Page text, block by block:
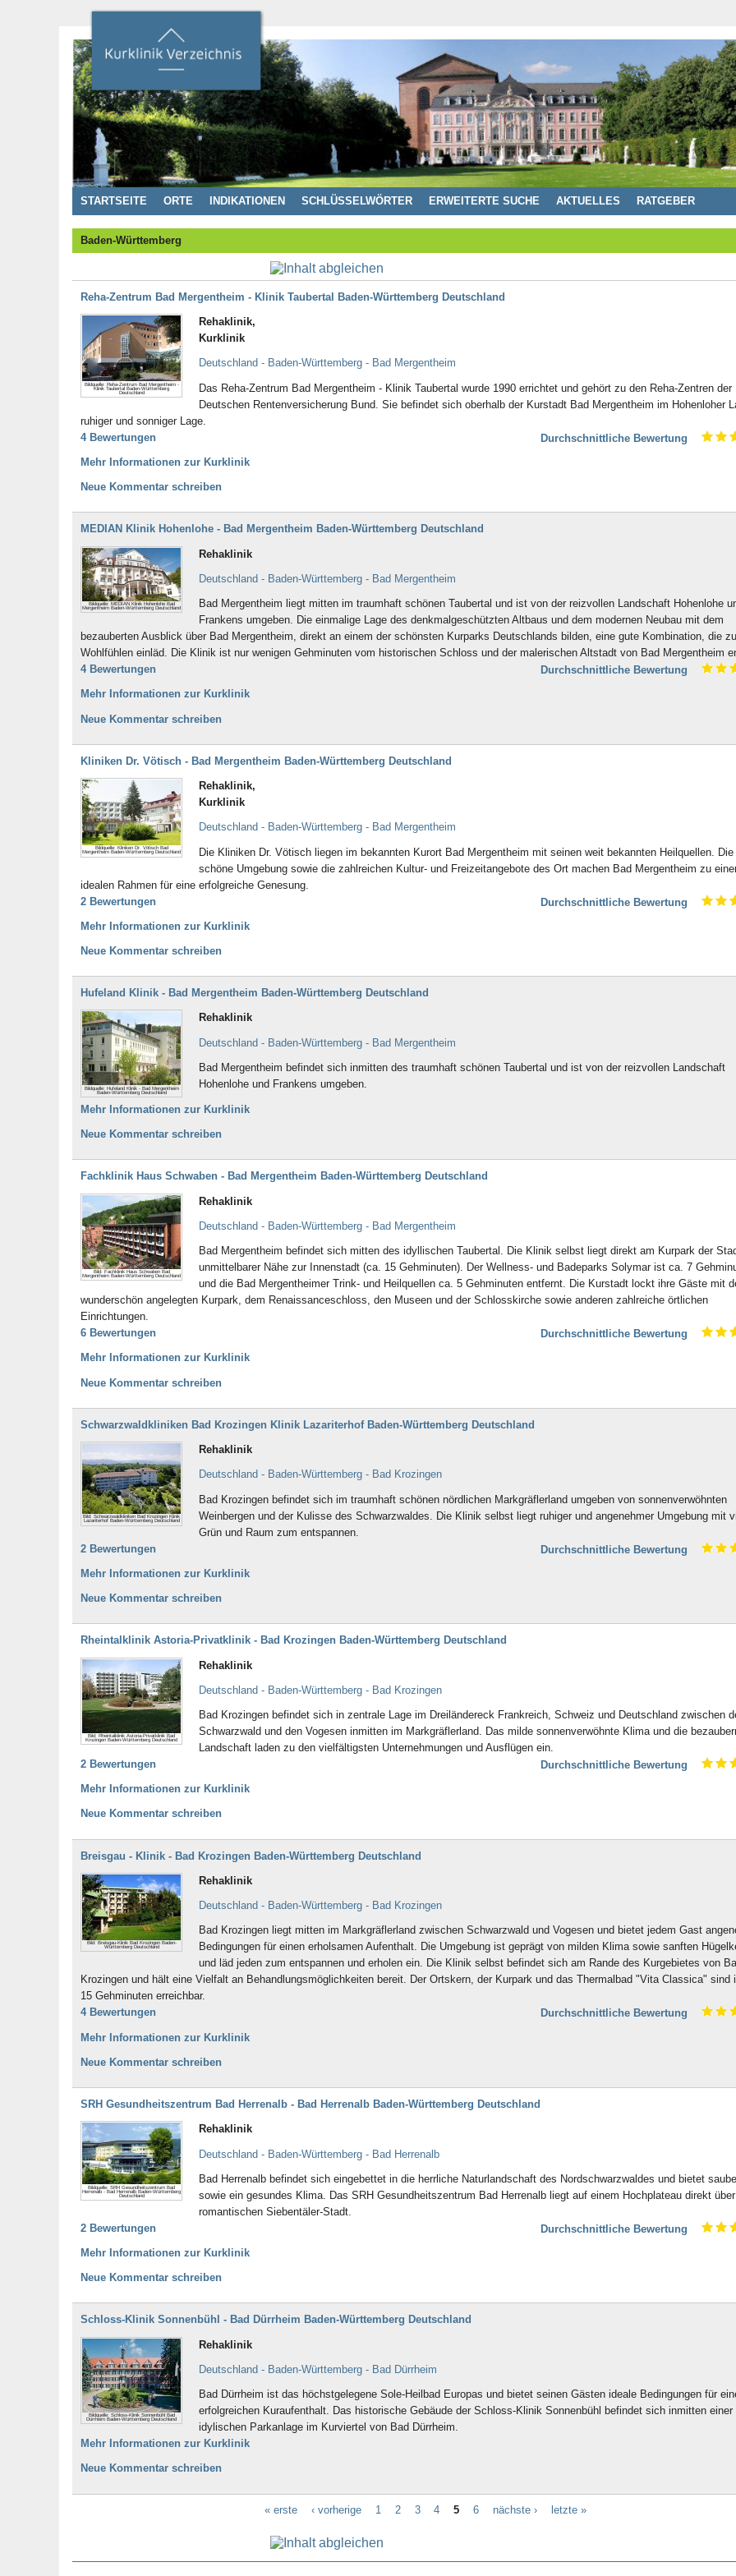
STARTSEITE ORTE INDIKATIONEN SCHLÜSSELWÖRTER ERWEITERTE SUCHE AKTUELLES RATGEBER
Baden-Württemberg
Reha-Zentrum Bad Mergentheim - Klinik Taubertal Baden-Württemberg Deutschland
Bildquelle: Reha-Zentrum Bad Mergentheim -
Klinik Taubertal Baden-Württemberg
Deutschland
Rehaklinik,
Kurklinik
Deutschland - Baden-Württemberg - Bad Mergentheim
Das Reha-Zentrum Bad Mergentheim - Klinik Taubertal wurde 1990 errichtet und gehört zu den Reha-Zentren der
Deutschen Rentenversicherung Bund. Sie befindet sich oberhalb der Kurstadt Bad Mergentheim im Hohenloher
ruhiger und sonniger Lage.
4 Bewertungen
Durchschnittliche Bewertung
Mehr Informationen zur Kurklinik
Neue Kommentar schreiben
MEDIAN Klinik Hohenlohe - Bad Mergentheim Baden-Württemberg Deutschland
Bildquelle: MEDIAN Klinik Hohenlohe Bad
Mergentheim Baden-Württemberg Deutschland
Rehaklinik
Deutschland - Baden-Württemberg - Bad Mergentheim
Bad Mergentheim liegt mitten im traumhaft schönen Taubertal und ist von der reizvollen Landschaft Hohenlohe
Frankens umgeben. Die einmalige Lage des denkmalgeschützten Altbaus und dem modernen Neubau mit dem
bezauberten Ausblick über Bad Mergentheim, direkt an einem der schönsten Kurparks Deutschlands bilden, eine gute Kombination, die
Wohlfühlen einläd. Die Klinik ist nur wenigen Gehminuten vom historischen Schloss und der malerischen Altstadt von Bad Mergentheim
4 Bewertungen
Durchschnittliche Bewertung
Mehr Informationen zur Kurklinik
Neue Kommentar schreiben
Kliniken Dr. Vötisch - Bad Mergentheim Baden-Württemberg Deutschland
Bildquelle: Kliniken Dr. Vötisch Bad
Mergentheim Baden-Württemberg Deutschland
Rehaklinik,
Kurklinik
Deutschland - Baden-Württemberg - Bad Mergentheim
Die Kliniken Dr. Vötisch liegen im bekannten Kurort Bad Mergentheim mit seinen weit bekannten Heilquellen. Die
schöne Umgebung sowie die zahlreichen Kultur- und Freizeitangebote des Ort machen Bad Mergentheim zu
idealen Rahmen für eine erfolgreiche Genesung.
2 Bewertungen
Durchschnittliche Bewertung
Mehr Informationen zur Kurklinik
Neue Kommentar schreiben
Hufeland Klinik - Bad Mergentheim Baden-Württemberg Deutschland
Bildquelle: Hufeland Klinik - Bad Mergentheim
Baden-Württemberg Deutschland
Rehaklinik
Deutschland - Baden-Württemberg - Bad Mergentheim
Bad Mergentheim befindet sich inmitten des traumhaft schönen Taubertal und ist von der reizvollen Landschaft
Hohenlohe und Frankens umgeben.
Mehr Informationen zur Kurklinik
Neue Kommentar schreiben
Fachklinik Haus Schwaben - Bad Mergentheim Baden-Württemberg Deutschland
Bild: Fachklinik Haus Schwaben Bad
Mergentheim Baden-Württemberg Deutschland
Rehaklinik
Deutschland - Baden-Württemberg - Bad Mergentheim
Bad Mergentheim befindet sich mitten des idyllischen Taubertal. Die Klinik selbst liegt direkt am Kurpark der
unmittelbarer Nähe zur Innenstadt (ca. 15 Gehminuten). Der Wellness- und Badeparks Solymar ist ca. 7
und die Bad Mergentheimer Trink- und Heilquellen ca. 5 Gehminuten entfernt. Die Kurstadt lockt ihre Gäste mit
wunderschön angelegten Kurpark, dem Renaissanceschloss, den Museen und der Schlosskirche sowie anderen zahlreiche örtlichen
Einrichtungen.
6 Bewertungen
Durchschnittliche Bewertung
Mehr Informationen zur Kurklinik
Neue Kommentar schreiben
Schwarzwaldkliniken Bad Krozingen Klinik Lazariterhof Baden-Württemberg Deutschland
Bild: Schwarzwaldkliniken Bad Krozingen Klinik
Lazariterhof Baden-Württemberg Deutschland
Rehaklinik
Deutschland - Baden-Württemberg - Bad Krozingen
Bad Krozingen befindet sich im traumhaft schönen nördlichen Markgräflerland umgeben von sonnenverwöhnten
Weinbergen und der Kulisse des Schwarzwaldes. Die Klinik selbst liegt ruhiger und angenehmer Umgebung mit
Grün und Raum zum entspannen.
2 Bewertungen
Durchschnittliche Bewertung
Mehr Informationen zur Kurklinik
Neue Kommentar schreiben
Rheintalklinik Astoria-Privatklinik - Bad Krozingen Baden-Württemberg Deutschland
Bild: Rheintalklinik Astoria-Privatklinik Bad
Krozingen Baden-Württemberg Deutschland
Rehaklinik
Deutschland - Baden-Württemberg - Bad Krozingen
Bad Krozingen befindet sich in zentrale Lage im Dreiländereck Frankreich, Schweiz und Deutschland zwischen
Schwarzwald und den Vogesen inmitten im Markgräflerland. Das milde sonnenverwöhnte Klima und die
Landschaft laden zu den vielfältigsten Unternehmungen und Ausflügen ein.
2 Bewertungen
Durchschnittliche Bewertung
Mehr Informationen zur Kurklinik
Neue Kommentar schreiben
Breisgau - Klinik - Bad Krozingen Baden-Württemberg Deutschland
Bild: Breisgau-Klinik Bad Krozingen Baden-
Württemberg Deutschland
Rehaklinik
Deutschland - Baden-Württemberg - Bad Krozingen
Bad Krozingen liegt mitten im Markgräflerland zwischen Schwarzwald und Vogesen und bietet jedem Gast
Bedingungen für einen erholsamen Aufenthalt. Die Umgebung ist geprägt von milden Klima sowie sanften
und läd jeden zum entspannen und erholen ein. Die Klinik selbst befindet sich am Rande des Kurgebietes von
Krozingen und hält eine Vielfalt an Behandlungsmöglichkeiten bereit. Der Ortskern, der Kurpark und das Thermalbad "Vita Classica" sind
15 Gehminuten erreichbar.
4 Bewertungen
Durchschnittliche Bewertung
Mehr Informationen zur Kurklinik
Neue Kommentar schreiben
SRH Gesundheitszentrum Bad Herrenalb - Bad Herrenalb Baden-Württemberg Deutschland
Bildquelle: SRH Gesundheitszentrum Bad
Herrenalb - Bad Herrenalb Baden-Württemberg
Deutschland
Rehaklinik
Deutschland - Baden-Württemberg - Bad Herrenalb
Bad Herrenalb befindet sich eingebettet in die herrliche Naturlandschaft des Nordschwarzwaldes und bietet
sowie ein gesundes Klima. Das SRH Gesundheitszentrum Bad Herrenalb liegt auf einem Hochplateau direkt
romantischen Siebentäler-Stadt.
2 Bewertungen
Durchschnittliche Bewertung
Mehr Informationen zur Kurklinik
Neue Kommentar schreiben
Schloss-Klinik Sonnenbühl - Bad Dürrheim Baden-Württemberg Deutschland
Bildquelle: Schloss-Klinik Sonnenbühl Bad
Dürrheim Baden-Württemberg Deutschland
Rehaklinik
Deutschland - Baden-Württemberg - Bad Dürrheim
Bad Dürrheim ist das höchstgelegene Sole-Heilbad Europas und bietet seinen Gästen ideale Bedingungen für
erfolgreichen Kuraufenthalt. Das historische Gebäude der Schloss-Klinik Sonnenbühl befindet sich inmitten einer
idylischen Parkanlage im Kurviertel von Bad Dürrheim.
Mehr Informationen zur Kurklinik
Neue Kommentar schreiben
« erste ‹ vorherige 1 2 3 4 5 6 nächste › letzte »